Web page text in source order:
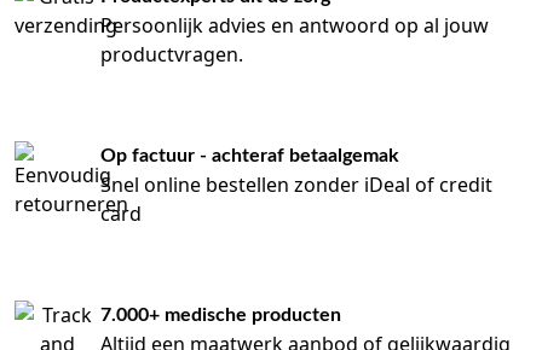
Persoonlijk advies en antwoord op al jouw
productvragen.
Op factuur - achteraf betaalgemak
Snel online bestellen zonder iDeal of credit
card
7.000+ medische producten
Altijd een maatwerk aanbod of gelijkwaardig